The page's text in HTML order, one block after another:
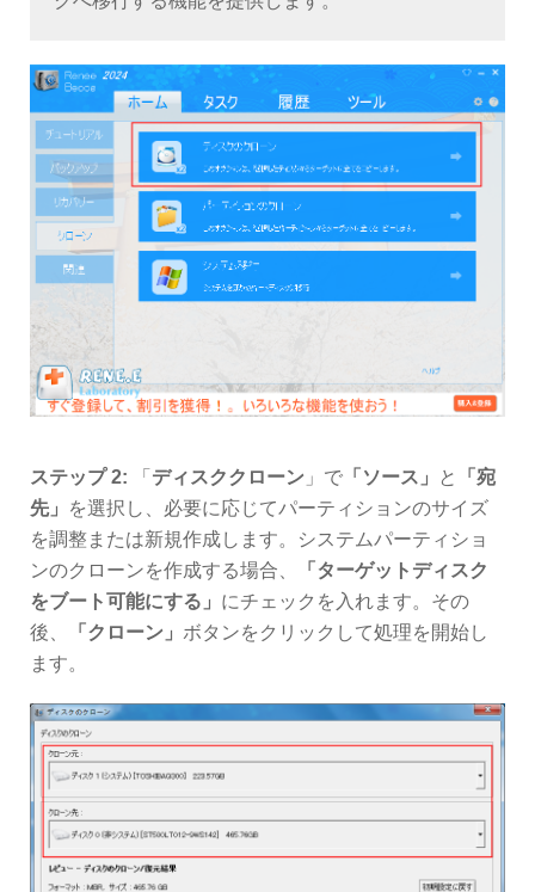
ステップ 2: 「 ディスククローン 」で 「ソース」 と
「宛
先」
を選択し、必要に応じてパーティションのサイズ
を調整または新規作成します。システムパーティショ
ンのクローンを作成する場合、
「ターゲットディスク
をブート可能にする」 にチェックを入れます。その
後、
「クローン」 ボタンをクリックして処理を開始し
ます。